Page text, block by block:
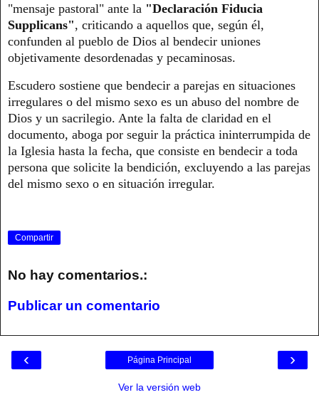
"mensaje pastoral" ante la "Declaración Fiducia
Supplicans", criticando a aquellos que, según él,
confunden al pueblo de Dios al bendecir uniones
objetivamente desordenadas y pecaminosas.
Escudero sostiene que bendecir a parejas en situaciones
irregulares o del mismo sexo es un abuso del nombre de
Dios y un sacrilegio. Ante la falta de claridad en el
documento, aboga por seguir la práctica ininterrumpida de
la Iglesia hasta la fecha, que consiste en bendecir a toda
persona que solicite la bendición, excluyendo a las parejas
del mismo sexo o en situación irregular.
Compartir
No hay comentarios.:
Publicar un comentario
‹ ›
Página Principal
Ver la versión web